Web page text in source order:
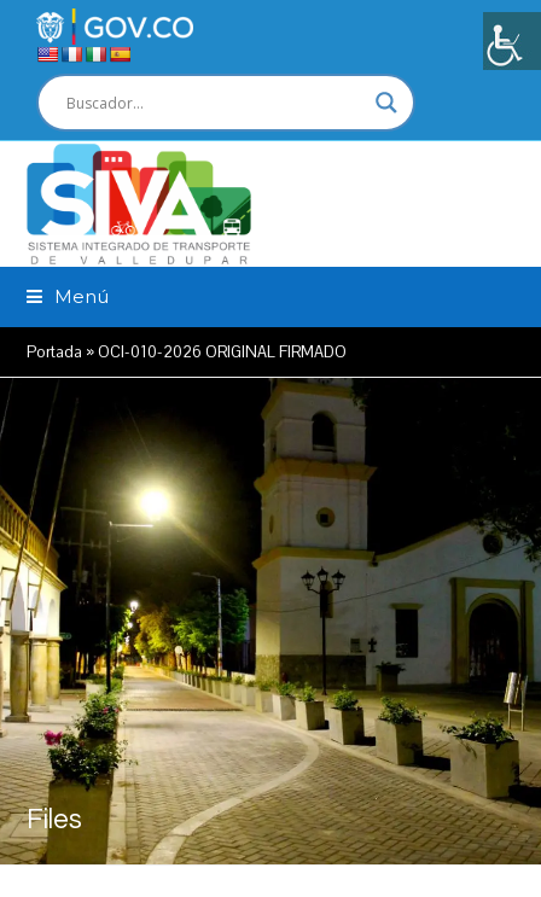
Menú
Portada »OCI-010-2026 ORIGINAL FIRMADO
Files